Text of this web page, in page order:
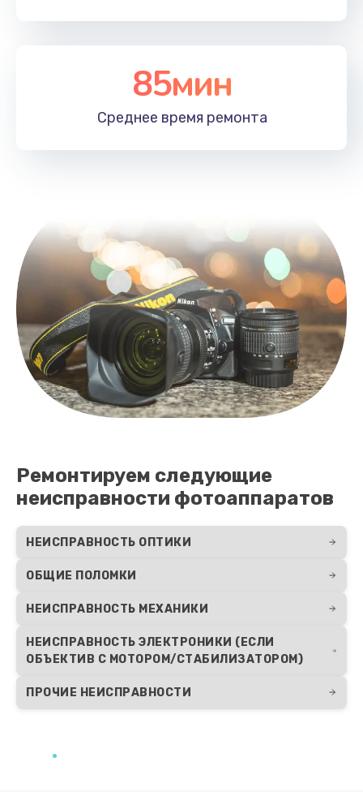
85мин
Среднее время ремонта
Ремонтируем следующие
неисправности фотоаппаратов
НЕИСПРАВНОСТЬ ОПТИКИ
ОБЩИЕ ПОЛОМКИ
НЕИСПРАВНОСТЬ МЕХАНИКИ
НЕИСПРАВНОСТЬ ЭЛЕКТРОНИКИ (ЕСЛИ
ОБЪЕКТИВ С МОТОРОМ/СТАБИЛИЗАТОРОМ)
ПРОЧИЕ НЕИСПРАВНОСТИ